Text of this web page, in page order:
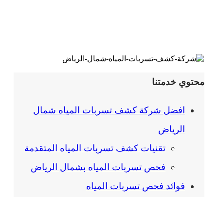
محتوي خدمتنا
افضل شركة كشف تسربات المياه شمال
الرياض
تقنيات كشف تسربات المياه المتقدمة
فحص تسربات المياه بشمال الرياض
فوائد فحص تسربات المياه